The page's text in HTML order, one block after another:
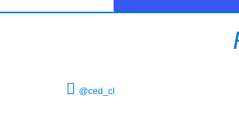
@ced_cl